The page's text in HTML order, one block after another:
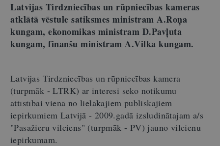
Latvijas Tirdzniecības un rūpniecības kameras
atklātā vēstule satiksmes ministram A.Roņa
kungam, ekonomikas ministram D.Pavļuta
kungam, finanšu ministram A.Vilka kungam.
Latvijas Tirdzniecības un rūpniecības kamera
(turpmāk - LTRK) ar interesi seko notikumu
attīstībai vienā no lielākajiem publiskajiem
iepirkumiem Latvijā - 2009.gadā izsludinātajam a/s
"Pasažieru vilciens" (turpmāk - PV) jauno vilcienu
iepirkumam.